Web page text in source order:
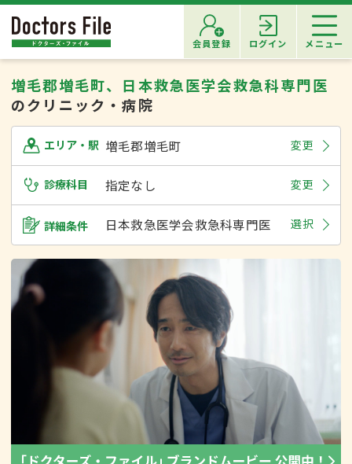
会員登録 ログイン メニュー
増毛郡増毛町、日本救急医学会救急科専門医
のクリニック・病院
エリア・駅 増毛郡増毛町 変更
診療科目 指定なし 変更
詳細条件 日本救急医学会救急科専門医 選択